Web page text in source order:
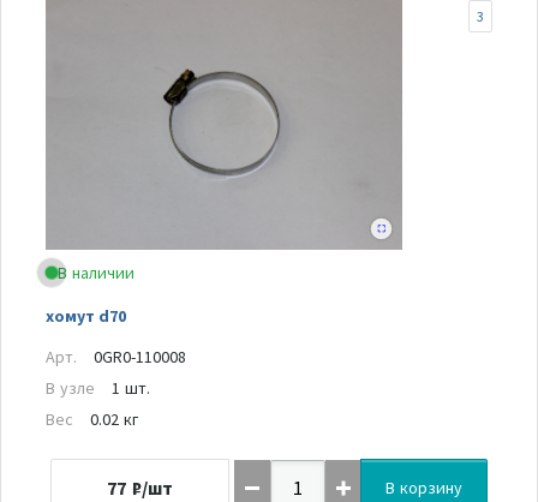
В наличии
хомут d70
3
Арт.
0GR0-110008
В узле
1 шт.
Вес
0.02 кг
77 ₽/шт В корзину